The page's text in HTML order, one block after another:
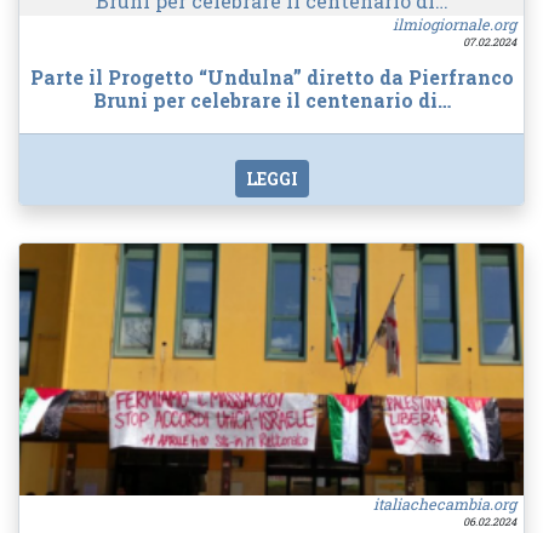
ilmiogiornale.org
07.02.2024
Parte il Progetto “Undulna” diretto da Pierfranco
Bruni per celebrare il centenario di…
LEGGI
italiachecambia.org
06.02.2024